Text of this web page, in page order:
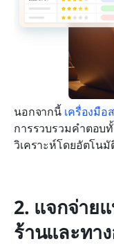
นอกจากนี้ เครื่องมือ
การรวบรวมคำตอบ
วิเคราะห์โดยอัตโนมั
2. แจกจ่าย
ร้านและทา